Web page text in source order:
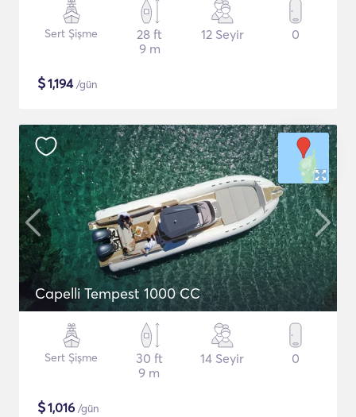
Sert Şişme
28 ft
9 m
12 Seyir 0
$1,194/gün
Capelli Tempest 1000 CC
Sert Şişme
30 ft
9 m
14 Seyir 0
$1,016 /gün